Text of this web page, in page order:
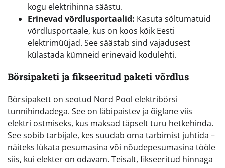
kogu elektrihinna säästu.
Erinevad võrdlusportaalid: Kasuta sõltumatuid
võrdlusportaale, kus on koos kõik Eesti
elektrimüüjad. See säästab sind vajadusest
külastada kümneid erinevaid kodulehti.
Börsipaketi ja fikseeritud paketi võrdlus
Börsipakett on seotud Nord Pool elektribörsi
tunnihindadega. See on läbipaistev ja õiglane viis
elektri ostmiseks, kus maksad täpselt turu hetkehinda.
See sobib tarbijale, kes suudab oma tarbimist juhtida –
näiteks lükata pesumasina või nõudepesumasina tööle
siis, kui elekter on odavam. Teisalt, fikseeritud hinnaga